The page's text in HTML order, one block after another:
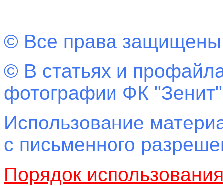
© Все права
© В статьях и
фотографии ФК
Использование
с письменного
Порядок